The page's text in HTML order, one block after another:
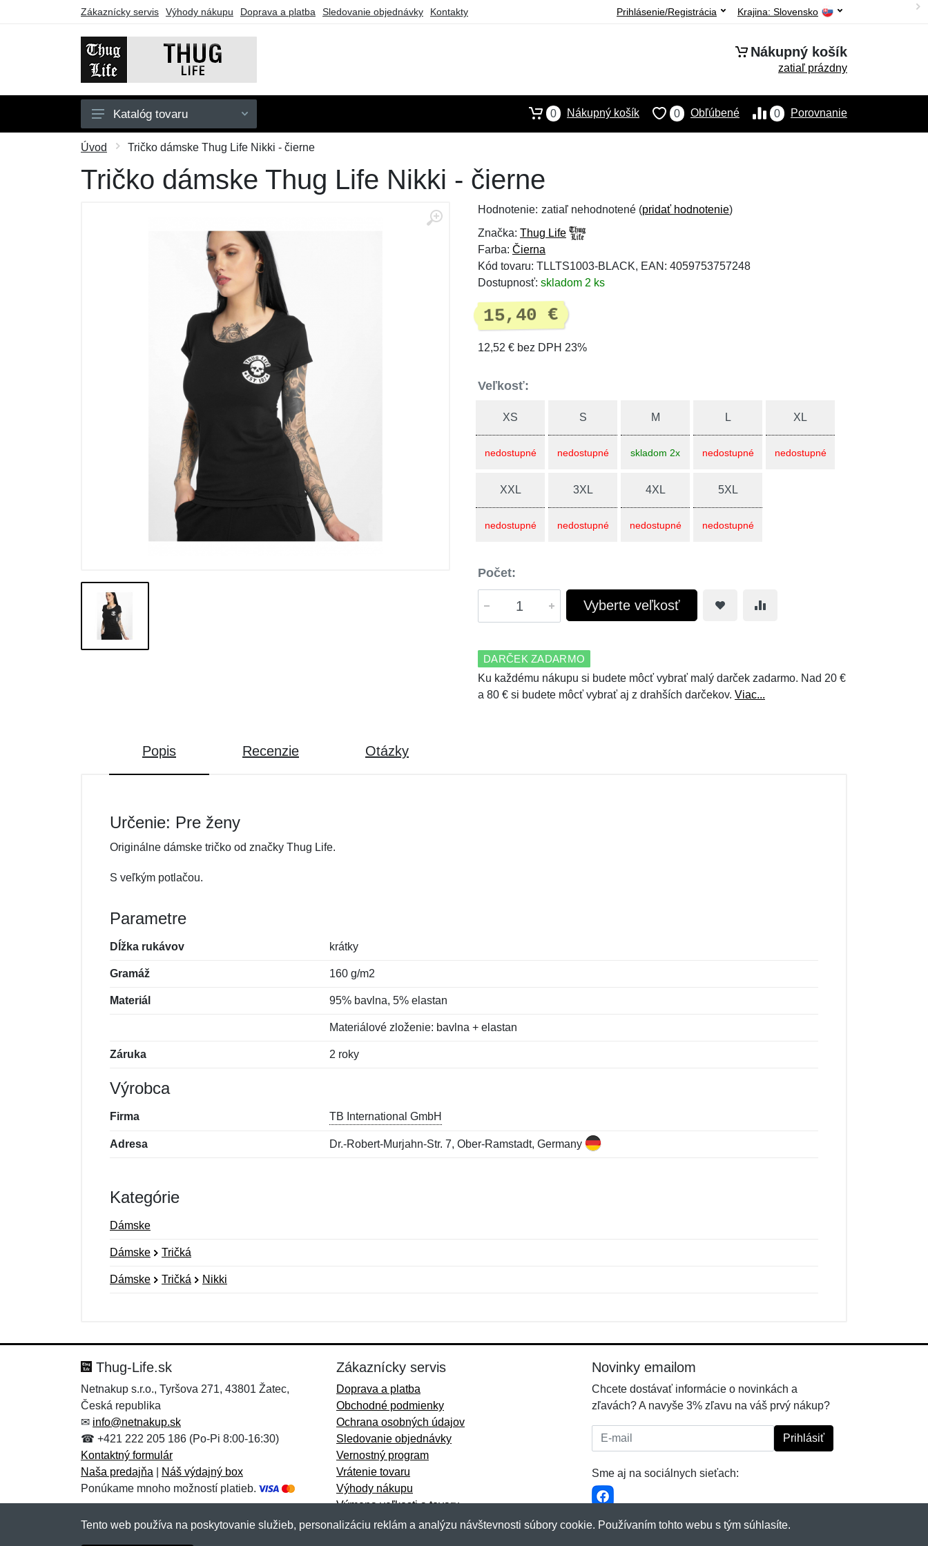
Zákaznícky servis Výhody nákupu Doprava a platba Sledovanie objednávky Kontakty Krajina: Slovensko
Prihlásenie/Registrácia
Nákupný košík
zatiaľ prázdny
Pánske
Dámske
Katalóg tovaru 0 Porovnanie
0 Obľúbené
0 Nákupný košík
Úvod Tričko dámske Thug Life Nikki - čierne
Tričko dámske Thug Life Nikki - čierne
Hodnotenie: zatiaľ nehodnotené (pridať hodnotenie)
Značka: Thug Life
Farba: Čierna
Kód tovaru: TLLTS1003-BLACK, EAN: 4059753757248
Dostupnosť: skladom 2 ks
15,40 €
12,52 € bez DPH 23%
Veľkosť:
XS
nedostupné
S
nedostupné
M
skladom 2x
L
nedostupné
XL
nedostupné
XXL
nedostupné
3XL
nedostupné
4XL
nedostupné
5XL
nedostupné
Počet:
Vyberte veľkosť
DARČEK ZADARMO
Ku každému nákupu si budete môcť vybrať malý darček zadarmo. Nad 20 €
a 80 € si budete môcť vybrať aj z drahších darčekov. Viac...
Popis Recenzie Otázky
Určenie: Pre ženy
Originálne dámske tričko od značky Thug Life.
S veľkým potlačou.
Parametre
Dĺžka rukávov krátky
Gramáž 160 g/m2
Materiál 95% bavlna, 5% elastan
Materiálové zloženie: bavlna + elastan
Záruka 2 roky
Výrobca
Firma TB International GmbH
Adresa Dr.-Robert-Murjahn-Str. 7, Ober-Ramstadt, Germany
Kategórie
Dámske
Dámske Tričká
Dámske Tričká Nikki
Správa*
Správa*
Thug-Life.sk
Netnakup s.r.o., Tyršova 271, 43801 Žatec,
Česká republika
✉ info@netnakup.sk
☎ +421 222 205 186 (Po-Pi 8:00-16:30)
Kontaktný formulár
Naša predajňa
Náš výdajný box
Ponúkame mnoho možností platieb.
Zákaznícky servis
Doprava a platba
Obchodné podmienky
Ochrana osobných údajov
Sledovanie objednávky
Vernostný program
Vrátenie tovaru
Výhody nákupu
Výmena veľkosti a tovaru
Viac informácií...
Novinky emailom
Chcete dostávať informácie o novinkách a
zľavách? A navyše 3% zľavu na váš prvý nákup?
E-mail: Prihlásiť
Sme aj na sociálnych sieťach:
Tento web používa na poskytovanie služieb, personalizáciu reklám a analýzu návštevnosti súbory cookie. Používaním tohto webu s tým súhlasíte.